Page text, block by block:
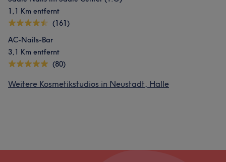
1,1 Km entfernt
(161)
AC-Nails-Bar
3,1 Km entfernt
(80)
Weitere Kosmetikstudios in Neustadt, Halle